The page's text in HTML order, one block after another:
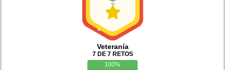
Veteranía
7 DE 7 RETOS
100%